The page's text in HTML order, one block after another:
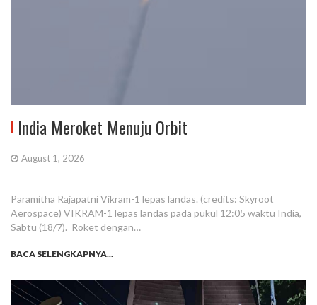
India Meroket Menuju Orbit
August 1, 2026
Paramitha Rajapatni Vikram-1 lepas landas. (credits: Skyroot
Aerospace) VIKRAM-1 lepas landas pada pukul 12:05 waktu India,
Sabtu (18/7). Roket dengan…
BACA SELENGKAPNYA...